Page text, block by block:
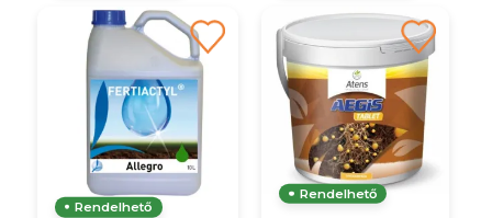
Rendelhető
Rendelhető